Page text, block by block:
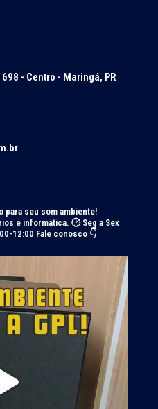
- Centro - Maringá, PR
para seu som ambiente!
e informática. 🕑 Seg a Sex
12:00 Fale conosco 👇